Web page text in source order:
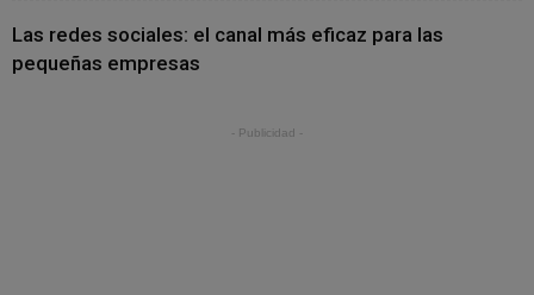
Las redes sociales: el canal más eficaz para las
pequeñas empresas
- Publicidad -